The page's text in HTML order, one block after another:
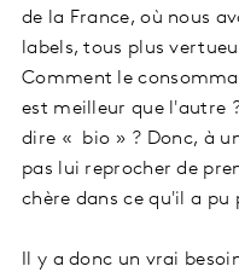
de la France, où nous
labels, tous plus
Comment le
est meilleur que l'autre
dire « bio » ? Donc, à
pas lui reprocher de
chère dans ce qu'il a
Il y a donc un vrai